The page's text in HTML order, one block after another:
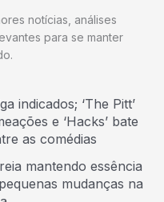
notícias, análises
para se manter
indicados; ‘The Pitt’
e ‘Hacks’ bate
as comédias
mantendo essência
mudanças na